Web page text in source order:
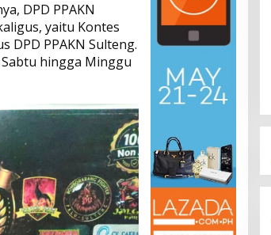
DPD PPAKN
yaitu Kontes
DPD PPAKN Sulteng.
hingga Minggu
Dinamika Memanas, Enam
Pengurus Inti DPW NasDem
Sulteng Ajukan Mundur, Sekretaris:
Baru Empat yang Tegas
Di Berita, Politik, Sulteng, Viral | Agustus 3, 2026